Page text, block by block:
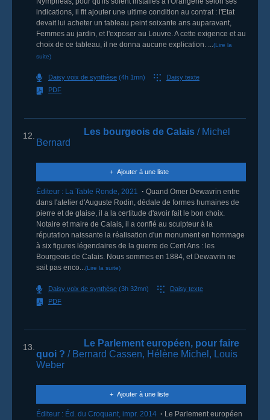
indications, il fit ajouter une ultime condition au contrat : l'Etat
devait lui acheter un tableau peint soixante ans auparavant,
Femmes au jardin, et l'exposer au Louvre. A cette exigence et au
choix de ce tableau, il ne donna aucune explication. ...(Lire la
suite)
Daisy voix de synthèse (4h 1mn)
Daisy texte
PDF
12. Les bourgeois de Calais / Michel
Bernard
Ajouter à une liste
Éditeur : La Table Ronde, 2021
Quand Omer Dewavrin entre
dans l'atelier d'Auguste Rodin, dédale de formes humaines de
pierre et de glaise, il a la certitude d'avoir fait le bon choix.
Notaire et maire de Calais, il a confié au sculpteur à la
réputation naissante la réalisation d'un monument en hommage
à six figures légendaires de la guerre de Cent Ans : les
Bourgeois de Calais. Nous sommes en 1884, et Dewavrin ne
sait pas enco...(Lire la suite)
Daisy voix de synthèse (3h 32mn)
Daisy texte
PDF
13.
Le Parlement européen, pour faire
quoi ? / Bernard Cassen, Hélène Michel, Louis
Weber
Ajouter à une liste
Éditeur : Éd. du Croquant, impr. 2014
Le Parlement européen